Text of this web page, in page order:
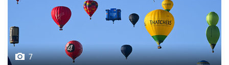
Фестиваль воздухоплавания в Бристоле